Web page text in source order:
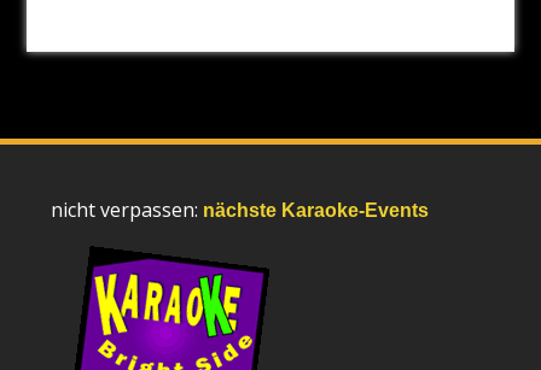
nicht verpassen: nächste Karaoke-Events